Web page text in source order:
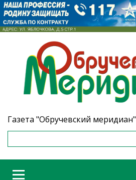
Газета "Обручевский меридиан"